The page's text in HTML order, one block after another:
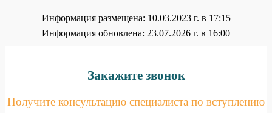
Информация размещена: 10.03.2023 г. в 17:15
Информация обновлена: 23.07.2026 г. в 16:00
Закажите звонок
Получите консультацию специалиста по вступлению